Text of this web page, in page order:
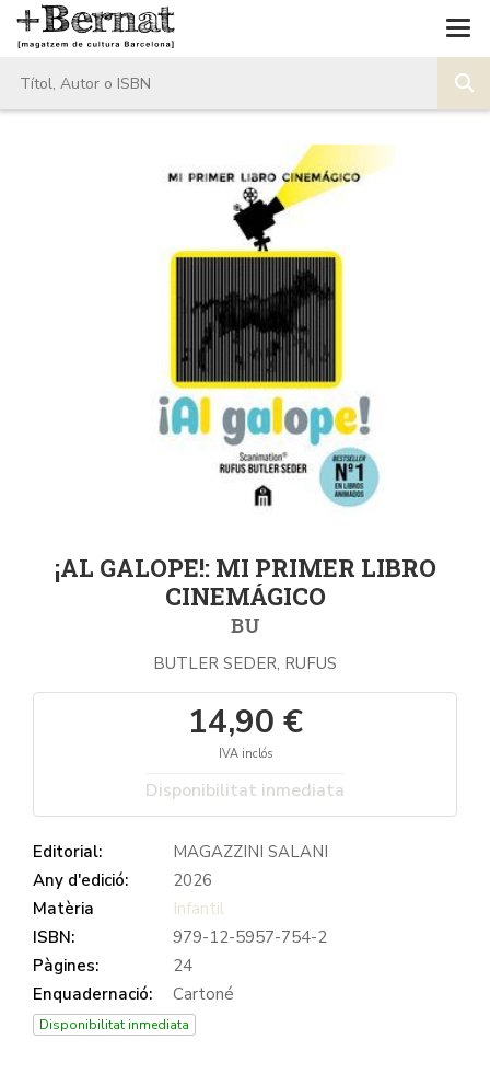
¡AL GALOPE!: MI PRIMER LIBRO
CINEMÁGICO
BU
BUTLER SEDER, RUFUS
14,90 €
IVA inclós
Disponibilitat inmediata
Editorial:
MAGAZZINI SALANI
Any d'edició:
2026
Matèria
Infantil
ISBN:
979-12-5957-754-2
Pàgines:
24
Enquadernació:
Cartoné
Disponibilitat inmediata